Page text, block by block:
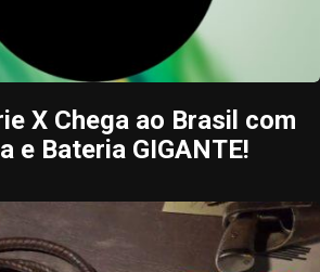
X Chega ao Brasil com
e Bateria GIGANTE!